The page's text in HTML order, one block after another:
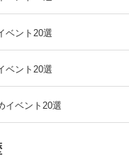
ベント20選
ベント20選
イベント20選